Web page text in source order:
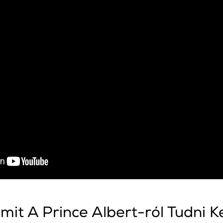
A Prince Albert-ról Tudni